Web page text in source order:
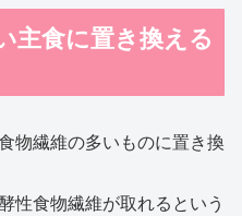
主食に置き換える
物繊維の多いものに置き換
性食物繊維が取れるという